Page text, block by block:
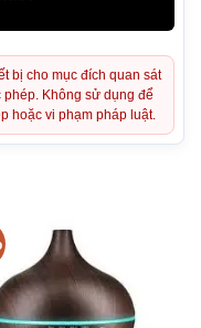
bị cho mục đích quan sát
Không sử dụng để
hoặc vi phạm pháp luật.